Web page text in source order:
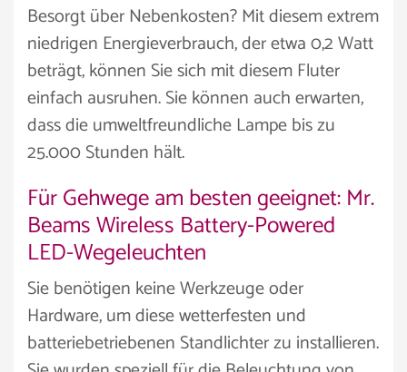
Besorgt über Nebenkosten? Mit diesem extrem
niedrigen Energieverbrauch, der etwa 0,2 Watt
beträgt, können Sie sich mit diesem Fluter
einfach ausruhen. Sie können auch erwarten,
dass die umweltfreundliche Lampe bis zu
25.000 Stunden hält.
Für Gehwege am besten geeignet: Mr.
Beams Wireless Battery-Powered
LED-Wegeleuchten
Sie benötigen keine Werkzeuge oder
Hardware, um diese wetterfesten und
batteriebetriebenen Standlichter zu installieren.